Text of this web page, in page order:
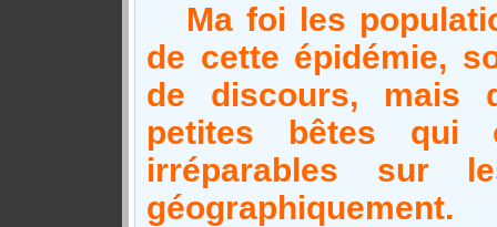
Ma foi les
de cette épidémie,
de discours, mais
petites bêtes qui
irréparables sur
géographiquement.